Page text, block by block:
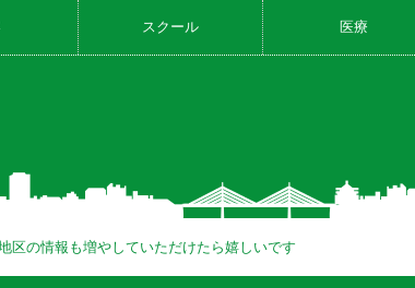
スクール 医療
区の情報も増やしていただけたら嬉しいです